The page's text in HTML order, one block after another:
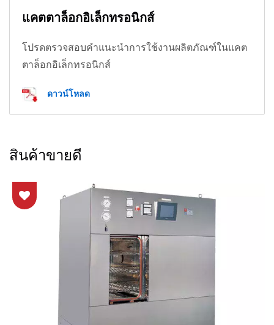
แคตตาล็อกอิเล็กทรอนิกส์
โปรดตรวจสอบคำแนะนำการใช้งานผลิตภัณฑ์ในแคต
ตาล็อกอิเล็กทรอนิกส์
ดาวน์โหลด
สินค้าขายดี